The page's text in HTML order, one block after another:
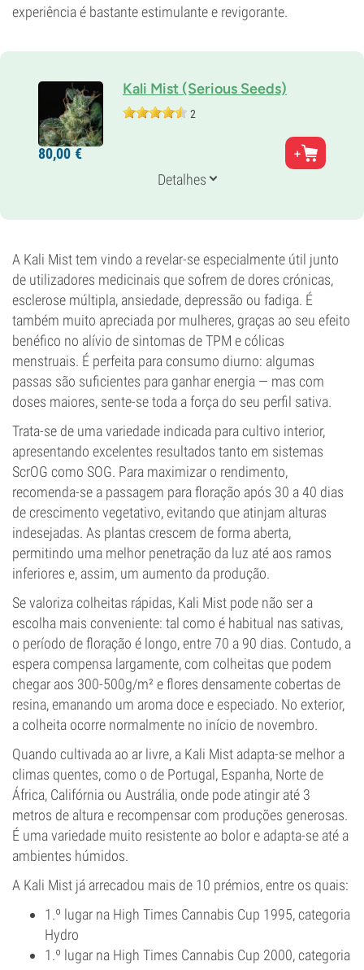
experiência é bastante estimulante e revigorante.
Kali Mist (Serious Seeds)
2
Pais
Kali Mist
10-11 semanas
Elevado
Baixo
Tipo de floração
Período de luz
80,00 €
Detalhes
A Kali Mist tem vindo a revelar-se especialmente útil junto
de utilizadores medicinais que sofrem de dores crónicas,
esclerose múltipla, ansiedade, depressão ou fadiga. É
também muito apreciada por mulheres, graças ao seu efeito
benéfico no alívio de sintomas de TPM e cólicas
menstruais. É perfeita para consumo diurno: algumas
passas são suficientes para ganhar energia — mas com
doses maiores, sente-se toda a força do seu perfil sativa.
Trata-se de uma variedade indicada para cultivo interior,
apresentando excelentes resultados tanto em sistemas
ScrOG como SOG. Para maximizar o rendimento,
recomenda-se a passagem para floração após 30 a 40 dias
de crescimento vegetativo, evitando que atinjam alturas
indesejadas. As plantas crescem de forma aberta,
permitindo uma melhor penetração da luz até aos ramos
inferiores e, assim, um aumento da produção.
Se valoriza colheitas rápidas, Kali Mist pode não ser a
escolha mais conveniente: tal como é habitual nas sativas,
o período de floração é longo, entre 70 a 90 dias. Contudo, a
espera compensa largamente, com colheitas que podem
chegar aos 300-500g/m² e flores densamente cobertas de
resina, emanando um aroma doce e especiado. No exterior,
a colheita ocorre normalmente no início de novembro.
Quando cultivada ao ar livre, a Kali Mist adapta-se melhor a
climas quentes, como o de Portugal, Espanha, Norte de
África, Califórnia ou Austrália, onde pode atingir até 3
metros de altura e recompensar com produções generosas.
É uma variedade muito resistente ao bolor e adapta-se até a
ambientes húmidos.
A Kali Mist já arrecadou mais de 10 prémios, entre os quais:
1.º lugar na High Times Cannabis Cup 1995, categoria
Hydro
1.º lugar na High Times Cannabis Cup 2000, categoria